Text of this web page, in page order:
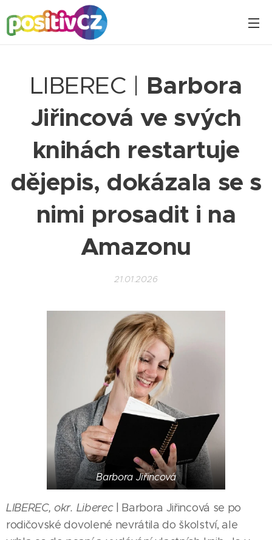
LIBEREC | Barbora
Jiřincová ve svých
knihách restartuje
dějepis, dokázala se s
nimi prosadit i na
Amazonu
21.01.2026
Barbora Jiřincová
LIBEREC, okr. Liberec| Barbora Jiřincová se po
rodičovské dovolené nevrátila do školství, ale